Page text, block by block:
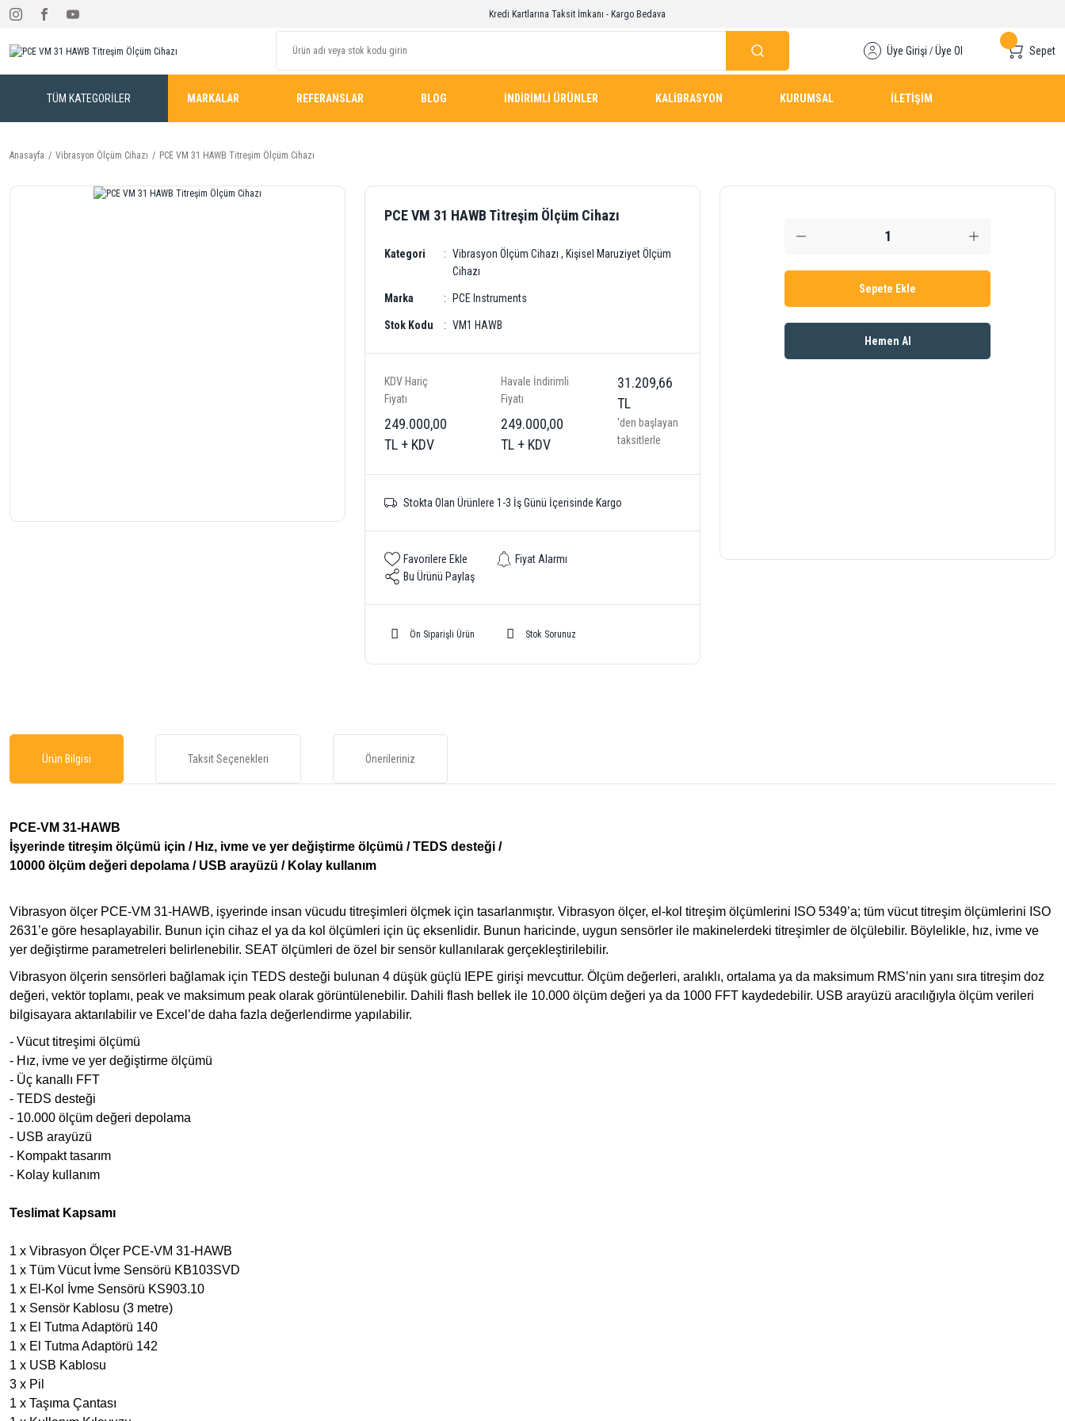
Kredi Kartlarına Taksit İmkanı - Kargo Bedava
Üye Girişi / Üye Ol Sepet
TÜM KATEGORİLER MARKALAR REFERANSLAR BLOG İNDİRİMLİ ÜRÜNLER KALİBRASYON KURUMSAL İLETİŞİM
Anasayfa Vibrasyon Ölçüm Cihazı PCE VM 31 HAWB Titreşim Ölçüm Cihazı
PCE VM 31 HAWB Titreşim Ölçüm Cihazı
Kategori Vibrasyon Ölçüm Cihazı , Kişisel Maruziyet Ölçüm
Cihazı
Marka PCE Instruments
Stok Kodu VM1 HAWB
KDV Hariç
Fiyatı
249.000,00
TL + KDV
Havale İndirimli
Fiyatı
249.000,00
TL + KDV
31.209,66
TL
'den başlayan
taksitlerle
Stokta Olan Ürünlere 1-3 İş Günü İçerisinde Kargo
Fiyat Alarmı
Bu Ürünü Paylaş
Ön Siparişli Ürün Stok Sorunuz
Sepete Ekle
Hemen Al
Ürün Bilgisi Taksit Seçenekleri Önerileriniz
PCE-VM 31-HAWB
İşyerinde titreşim ölçümü için / Hız, ivme ve yer değiştirme ölçümü / TEDS desteği /
10000 ölçüm değeri depolama / USB arayüzü / Kolay kullanım
Vibrasyon ölçer PCE-VM 31-HAWB, işyerinde insan vücudu titreşimleri ölçmek için tasarlanmıştır. Vibrasyon ölçer, el-kol titreşim ölçümlerini ISO 5349’a; tüm vücut titreşim ölçümlerini ISO
2631’e göre hesaplayabilir. Bunun için cihaz el ya da kol ölçümleri için üç eksenlidir. Bunun haricinde, uygun sensörler ile makinelerdeki titreşimler de ölçülebilir. Böylelikle, hız, ivme ve
yer değiştirme parametreleri belirlenebilir. SEAT ölçümleri de özel bir sensör kullanılarak gerçekleştirilebilir.
Vibrasyon ölçerin sensörleri bağlamak için TEDS desteği bulunan 4 düşük güçlü IEPE girişi mevcuttur. Ölçüm değerleri, aralıklı, ortalama ya da maksimum RMS’nin yanı sıra titreşim doz
değeri, vektör toplamı, peak ve maksimum peak olarak görüntülenebilir. Dahili flash bellek ile 10.000 ölçüm değeri ya da 1000 FFT kaydedebilir. USB arayüzü aracılığıyla ölçüm verileri
bilgisayara aktarılabilir ve Excel’de daha fazla değerlendirme yapılabilir.
- Vücut titreşimi ölçümü
- Hız, ivme ve yer değiştirme ölçümü
- Üç kanallı FFT
- TEDS desteği
- 10.000 ölçüm değeri depolama
- USB arayüzü
- Kompakt tasarım
- Kolay kullanım
Teslimat Kapsamı
1 x Vibrasyon Ölçer PCE-VM 31-HAWB
1 x Tüm Vücut İvme Sensörü KB103SVD
1 x El-Kol İvme Sensörü KS903.10
1 x Sensör Kablosu (3 metre)
1 x El Tutma Adaptörü 140
1 x El Tutma Adaptörü 142
1 x USB Kablosu
3 x Pil
1 x Taşıma Çantası